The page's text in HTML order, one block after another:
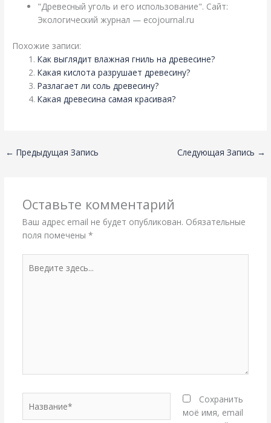
"Древесный уголь и его использование". Сайт:
Экологический журнал — ecojournal.ru
Похожие записи:
Как выглядит влажная гниль на древесине?
Какая кислота разрушает древесину?
Разлагает ли соль древесину?
Какая древесина самая красивая?
← Предыдущая Запись Следующая Запись →
Оставьте комментарий
Ваш адрес email не будет опубликован. Обязательные
поля помечены *
здесь...
Сохранить
моё имя, email